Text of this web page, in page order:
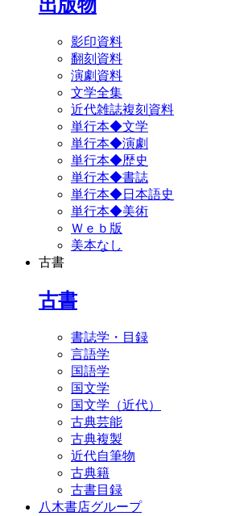
出版物
影印資料
翻刻資料
演劇資料
文学全集
近代雑誌複刻資料
単行本◆文学
単行本◆演劇
単行本◆歴史
単行本◆書誌
単行本◆日本語史
単行本◆美術
Ｗｅｂ版
美本なし
古書
古書
書誌学・目録
言語学
国語学
国文学
国文学（近代）
古典芸能
古典複製
近代自筆物
古典籍
古書目録
八木書店グループ